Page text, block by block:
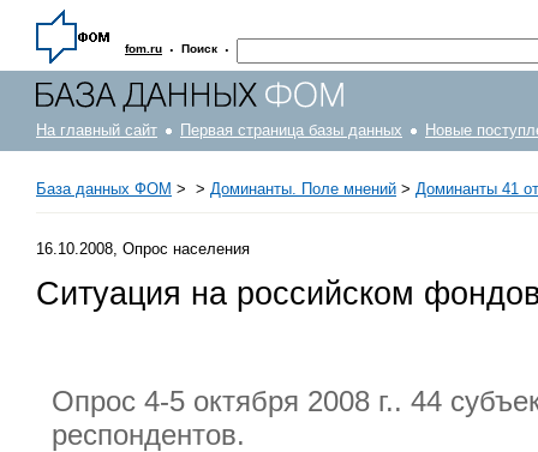
fom.ru · Поиск ·
На главный сайт Первая страница базы данных Новые
База данных ФОМ > > Доминанты. Поле мнений > Доминанты 41
16.10.2008, Опрос населения
Ситуация на российском
Опрос 4-5 октября 2008 г.. 44
респондентов.